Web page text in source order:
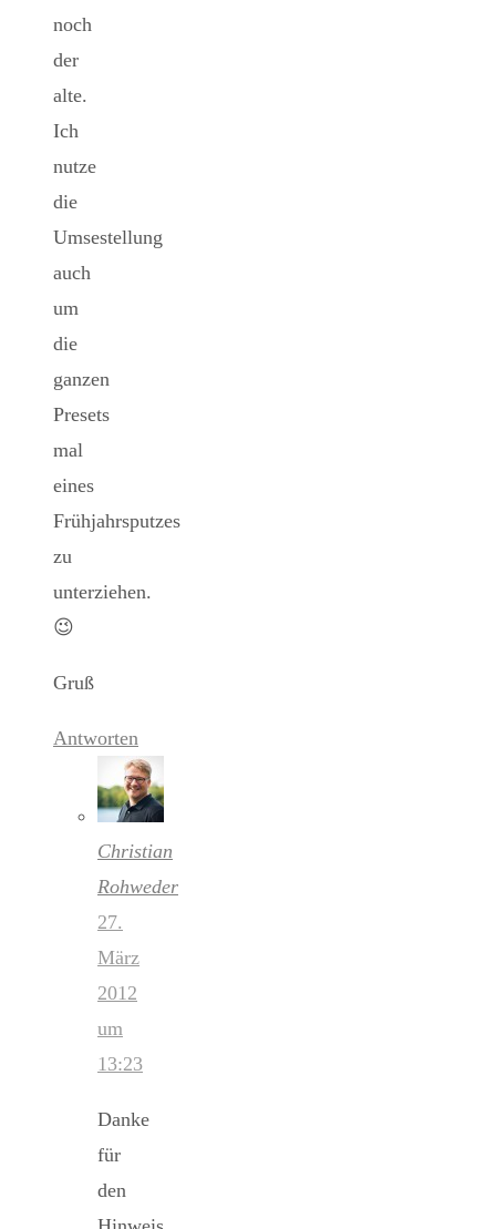
noch
der
alte.
Ich
nutze
die
Umsestellung
auch
um
die
ganzen
Presets
mal
eines
Frühjahrsputzes
zu
unterziehen.
😉
Gruß
Antworten
Christian
Rohweder
27.
März
2012
um
13:23
Danke
für
den